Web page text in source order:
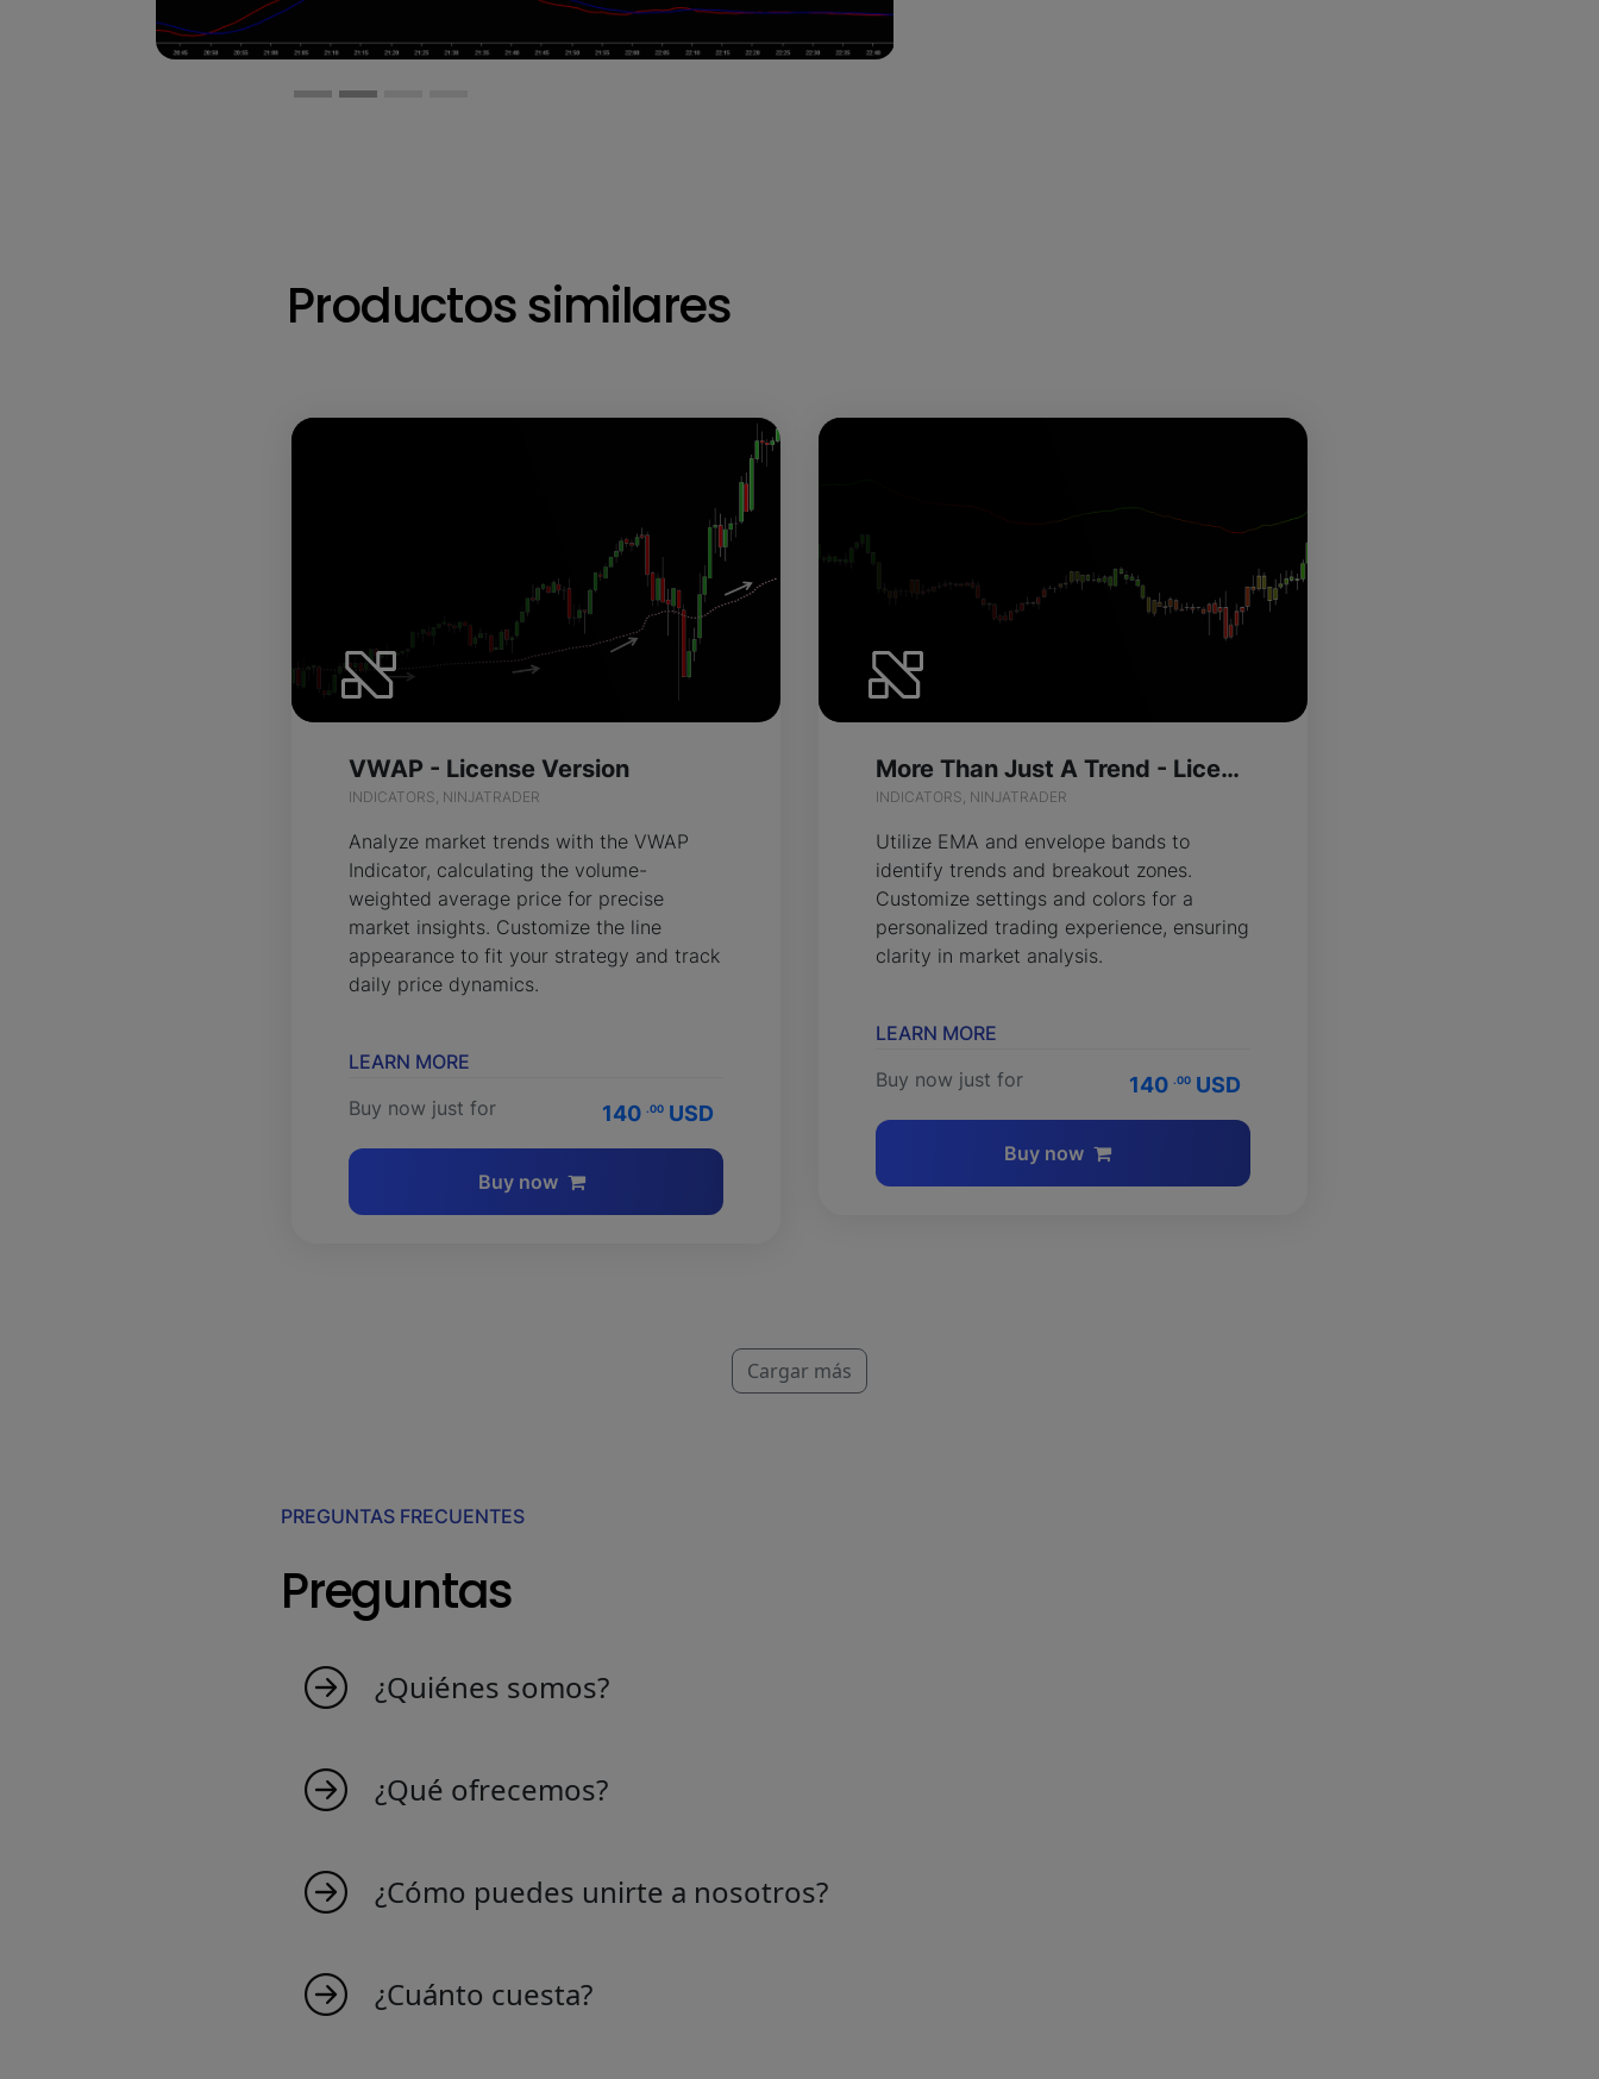
Productos similares
VWAP - License Version
INDICATORS, NINJATRADER
Analyze market trends with the VWAP
Indicator, calculating the volume-
weighted average price for precise
market insights. Customize the line
appearance to fit your strategy and track
daily price dynamics.
LEARN MORE
Buy now just for
140 .00USD
Buy now
More Than Just A Trend - License Version
INDICATORS, NINJATRADER
Utilize EMA and envelope bands to
identify trends and breakout zones.
Customize settings and colors for a
personalized trading experience, ensuring
clarity in market analysis.
LEARN MORE
Buy now just for
140 .00USD
Buy now
Cargar más
PREGUNTAS FRECUENTES
Preguntas
¿Quiénes somos?
Suiza. Descubre nuestra vasta colección de indicadores y forma parte del futuro del comercio.
¿Qué ofrecemos?
¿Cómo puedes unirte a nosotros?
¿Cuánto cuesta?